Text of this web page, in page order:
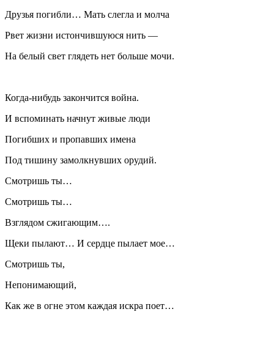
Друзья погибли… Мать слегла и молча
Рвет жизни истончившуюся нить —
На белый свет глядеть нет больше мочи.
Когда-нибудь закончится война.
И вспоминать начнут живые люди
Погибших и пропавших имена
Под тишину замолкнувших орудий.
Смотришь ты…
Смотришь ты…
Взглядом сжигающим….
Щеки пылают… И сердце пылает мое…
Смотришь ты,
Непонимающий,
Как же в огне этом каждая искра поет…